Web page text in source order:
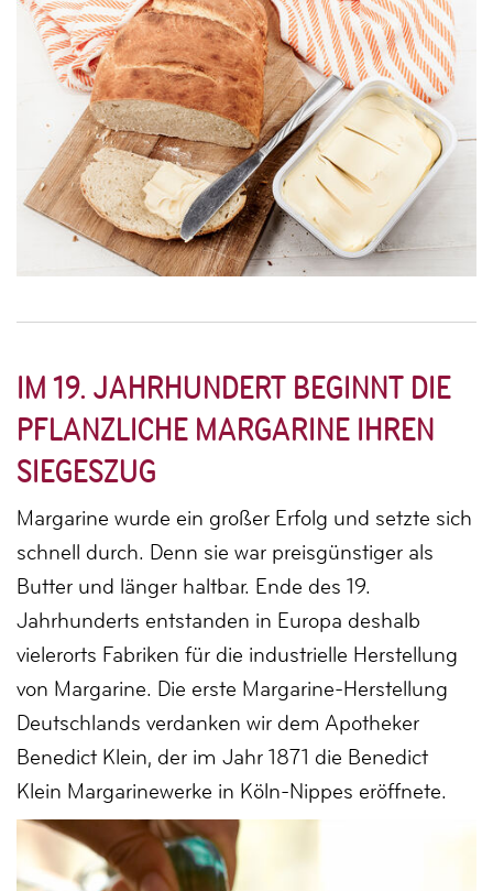
IM 19. JAHRHUNDERT BEGINNT DIE
PFLANZLICHE MARGARINE IHREN
SIEGESZUG
Margarine wurde ein großer Erfolg und setzte sich
schnell durch. Denn sie war preisgünstiger als
Butter und länger haltbar. Ende des 19.
Jahrhunderts entstanden in Europa deshalb
vielerorts Fabriken für die industrielle Herstellung
von Margarine. Die erste Margarine-Herstellung
Deutschlands verdanken wir dem Apotheker
Benedict Klein, der im Jahr 1871 die Benedict
Klein Margarinewerke in Köln-Nippes eröffnete.